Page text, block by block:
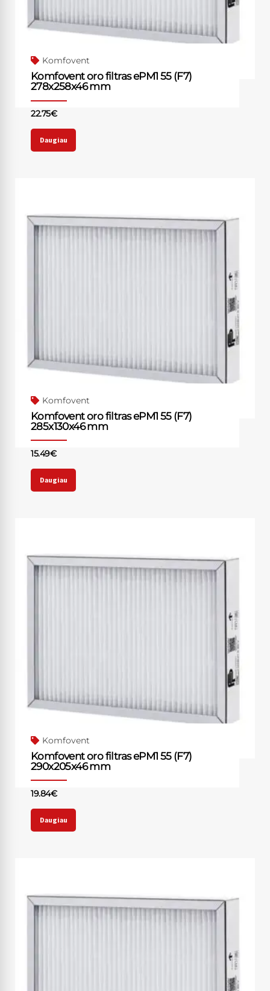
Komfovent
Komfovent oro filtras ePM1 55 (F7)
278x258x46 mm
22.75€
Daugiau
Komfovent
Komfovent oro filtras ePM1 55 (F7)
285x130x46 mm
15.49€
Daugiau
Komfovent
Komfovent oro filtras ePM1 55 (F7)
290x205x46 mm
19.84€
Daugiau